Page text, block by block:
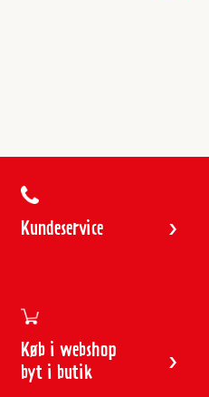
Kundeservice
Køb i webshop
byt i butik